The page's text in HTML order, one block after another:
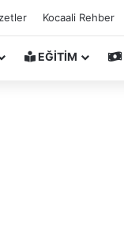
Kocaali Rehber
EĞİTİM